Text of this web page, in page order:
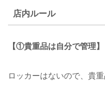
店内ルール
【①貴重品は自分で管理】
ロッカーはないので、貴